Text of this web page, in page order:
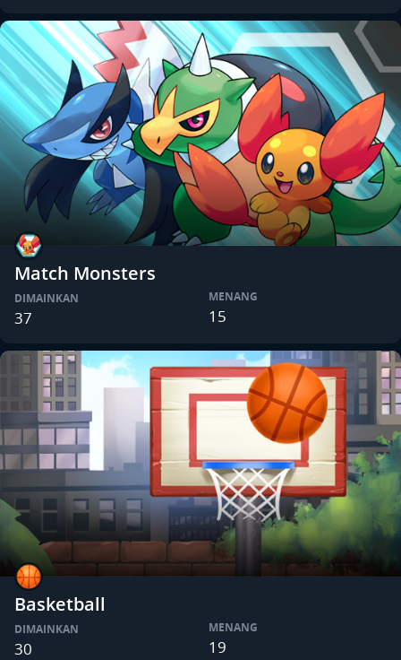
Match Monsters
DIMAINKAN
37
MENANG
15
Basketball
DIMAINKAN
30
MENANG
19